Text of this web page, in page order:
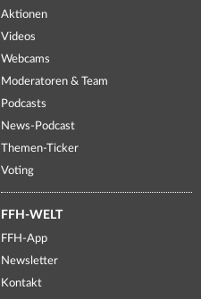
Aktionen
Videos
Webcams
Moderatoren & Team
Podcasts
News-Podcast
Themen-Ticker
Voting
FFH-WELT
FFH-App
Newsletter
Kontakt